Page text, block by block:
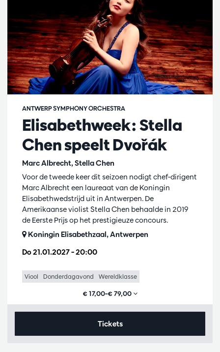
Elisabethweek: Stella
Chen speelt Dvořák
Marc Albrecht, Stella Chen
ANTWERP SYMPHONY ORCHESTRA
Do 21.01.2027– 20:00
Voor de tweede keer dit seizoen nodigt chef-dirigent
Marc Albrecht een laureaat van de Koningin
Elisabethwedstrijd uit in Antwerpen. De
Amerikaanse violist Stella Chen behaalde in 2019
de Eerste Prijs op het prestigieuze concours.
Koningin Elisabethzaal, Antwerpen
Viool Donderdagavond Wereldklasse
€ 17,00–€ 79,00
Tickets